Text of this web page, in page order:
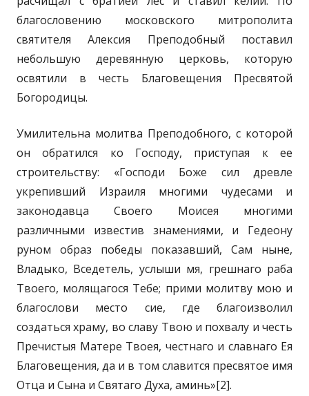
благословению московского митрополита
святителя Алексия Преподобный поставил
небольшую деревянную церковь, которую
освятили в честь Благовещения Пресвятой
Богородицы.
Умилительна молитва Преподобного, с которой
он обратился ко Господу, приступая к ее
строительству: «Господи Боже сил древле
укрепивший Израиля многими чудесами и
законодавца Своего Моисея многими
различными известив знамениями, и Гедеону
руном образ победы показавший, Сам ныне,
Владыко, Вседетель, услыши мя, грешнаго раба
Твоего, молящагося Тебе; прими молитву мою и
благослови место сие, где благоизволил
создаться храму, во славу Твою и похвалу и честь
Пречистыя Матере Твоея, честнаго и славнаго Ея
Благовещения, да и в том славится пресвятое имя
Отца и Сына и Святаго Духа, аминь»[2].